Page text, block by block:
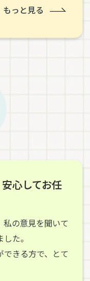
もっと見る
心してお任
の意見を聞いて
た。
きる方で、とて